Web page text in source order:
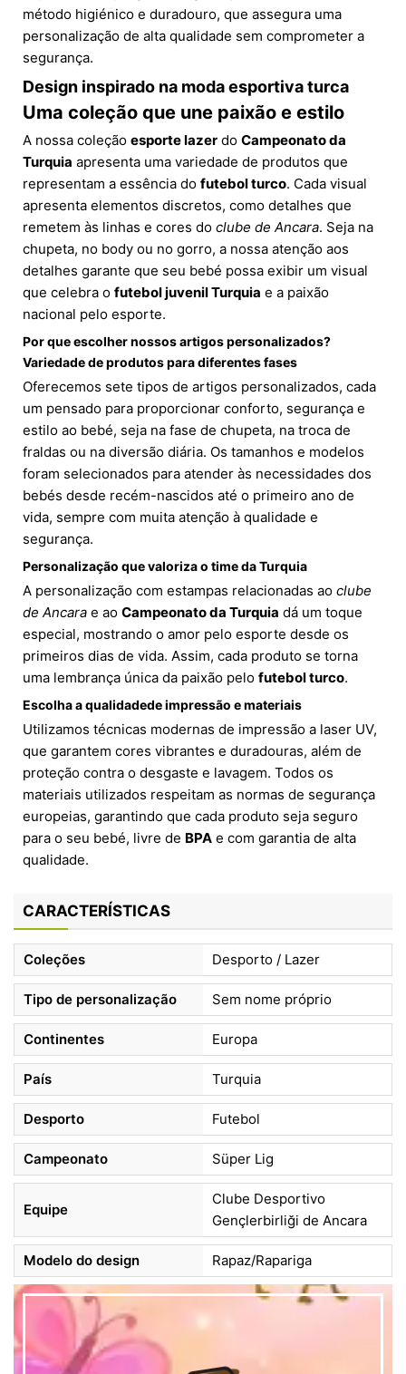
método higiénico e duradouro, que assegura uma
personalização de alta qualidade sem comprometer a
segurança.
Design inspirado na moda esportiva turca
Uma coleção que une paixão e estilo
A nossa coleção esporte lazer do Campeonato da
Turquia apresenta uma variedade de produtos que
representam a essência do futebol turco. Cada visual
apresenta elementos discretos, como detalhes que
remetem às linhas e cores do clube de Ancara. Seja na
chupeta, no body ou no gorro, a nossa atenção aos
detalhes garante que seu bebé possa exibir um visual
que celebra o futebol juvenil Turquia e a paixão
nacional pelo esporte.
Por que escolher nossos artigos personalizados?
Variedade de produtos para diferentes fases
Oferecemos sete tipos de artigos personalizados, cada
um pensado para proporcionar conforto, segurança e
estilo ao bebé, seja na fase de chupeta, na troca de
fraldas ou na diversão diária. Os tamanhos e modelos
foram selecionados para atender às necessidades dos
bebés desde recém-nascidos até o primeiro ano de
vida, sempre com muita atenção à qualidade e
segurança.
Personalização que valoriza o time da Turquia
A personalização com estampas relacionadas ao clube
de Ancara e ao Campeonato da Turquia dá um toque
especial, mostrando o amor pelo esporte desde os
primeiros dias de vida. Assim, cada produto se torna
uma lembrança única da paixão pelo futebol turco.
Escolha a qualidadede impressão e materiais
Utilizamos técnicas modernas de impressão a laser UV,
que garantem cores vibrantes e duradouras, além de
proteção contra o desgaste e lavagem. Todos os
materiais utilizados respeitam as normas de segurança
europeias, garantindo que cada produto seja seguro
para o seu bebé, livre de BPA e com garantia de alta
qualidade.
CARACTERÍSTICAS
Coleções Desporto / Lazer
Tipo de personalização Sem nome próprio
Continentes Europa
País Turquia
Desporto Futebol
Campeonato Süper Lig
Equipe
Clube Desportivo
Gençlerbirliği de Ancara
Modelo do design Rapaz/Rapariga